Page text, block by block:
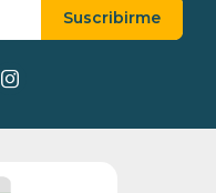
Suscribirme
